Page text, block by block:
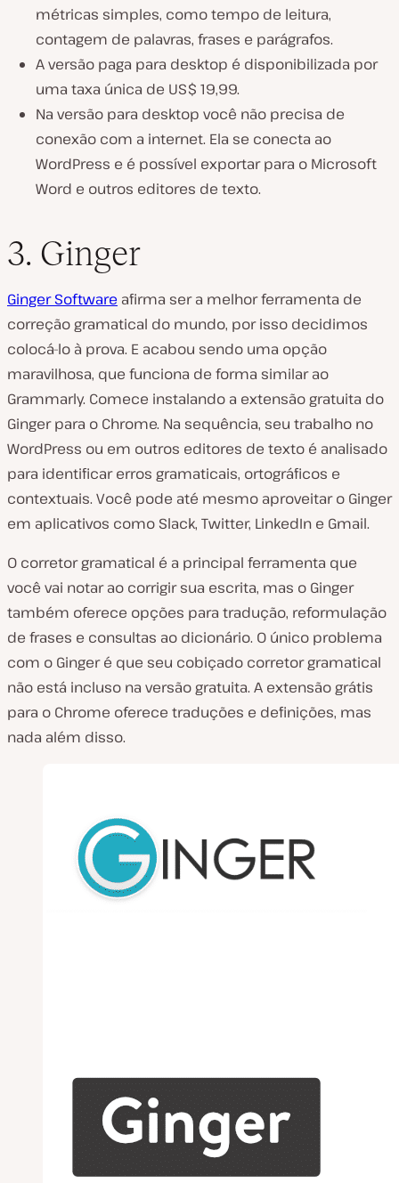
métricas simples, como tempo de leitura,
contagem de palavras, frases e parágrafos.
A versão paga para desktop é disponibilizada por
uma taxa única de US$ 19,99.
Na versão para desktop você não precisa de
conexão com a internet. Ela se conecta ao
WordPress e é possível exportar para o Microsoft
Word e outros editores de texto.
3. Ginger
Ginger Software afirma ser a melhor ferramenta de
correção gramatical do mundo, por isso decidimos
colocá-lo à prova. E acabou sendo uma opção
maravilhosa, que funciona de forma similar ao
Grammarly. Comece instalando a extensão gratuita do
Ginger para o Chrome. Na sequência, seu trabalho no
WordPress ou em outros editores de texto é analisado
para identificar erros gramaticais, ortográficos e
contextuais. Você pode até mesmo aproveitar o Ginger
em aplicativos como Slack, Twitter, LinkedIn e Gmail.
O corretor gramatical é a principal ferramenta que
você vai notar ao corrigir sua escrita, mas o Ginger
também oferece opções para tradução, reformulação
de frases e consultas ao dicionário. O único problema
com o Ginger é que seu cobiçado corretor gramatical
não está incluso na versão gratuita. A extensão grátis
para o Chrome oferece traduções e definições, mas
nada além disso.